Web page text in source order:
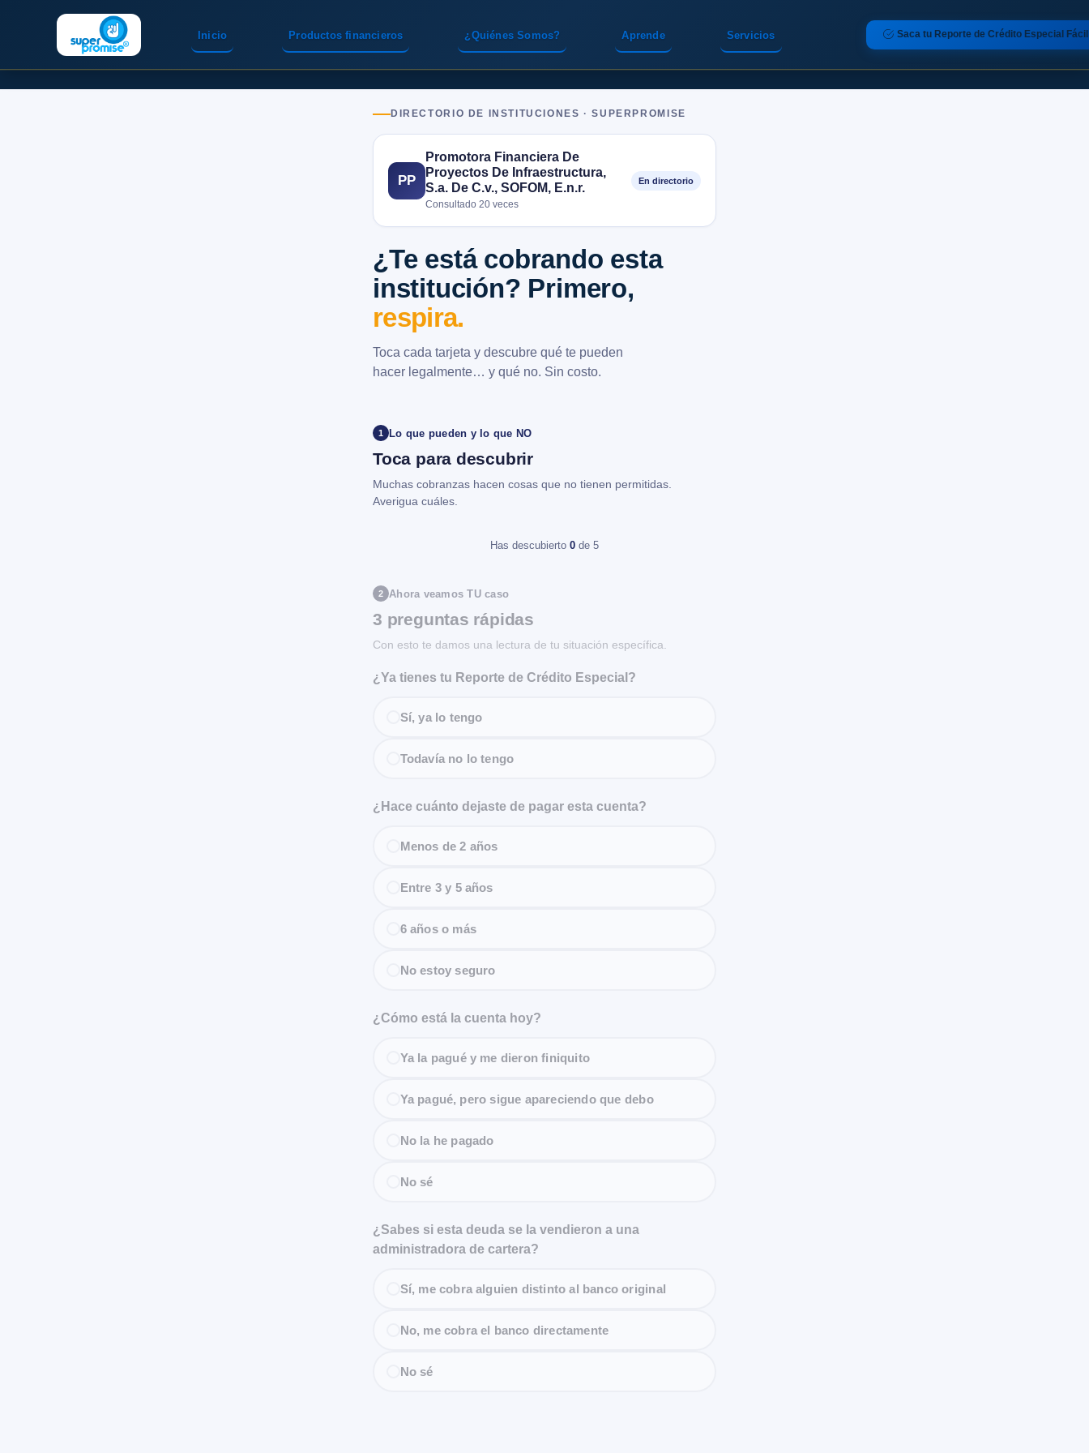
Inicio Servicios
Productos financieros ¿Quiénes Somos? Aprende Saca tu Reporte de Crédito Especial Fácil
DIRECTORIO DE INSTITUCIONES · SUPERPROMISE
PP
Promotora Financiera De
Proyectos De Infraestructura,
S.a. De C.v., SOFOM, E.n.r.
Consultado 20 veces
En directorio
¿Te está cobrando esta
institución? Primero,
respira.
Toca cada tarjeta y descubre qué te pueden
hacer legalmente… y qué no. Sin costo.
1 Lo que pueden y lo que NO
Toca para descubrir
Muchas cobranzas hacen cosas que no tienen permitidas.
Averigua cuáles.
Has descubierto 0 de 5
2 Ahora veamos TU caso
3 preguntas rápidas
Con esto te damos una lectura de tu situación específica.
¿Ya tienes tu Reporte de Crédito Especial?
Sí, ya lo tengo
Todavía no lo tengo
¿Hace cuánto dejaste de pagar esta cuenta?
Menos de 2 años
Entre 3 y 5 años
6 años o más
No estoy seguro
¿Cómo está la cuenta hoy?
Ya la pagué y me dieron finiquito
Ya pagué, pero sigue apareciendo que debo
No la he pagado
No sé
¿Sabes si esta deuda se la vendieron a una
administradora de cartera?
Sí, me cobra alguien distinto al banco original
No, me cobra el banco directamente
No sé